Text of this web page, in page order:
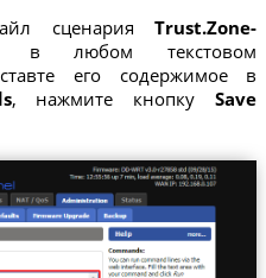
сценарияTrust.Zone-
в любом текстовом
его содержимое в
, нажмите кнопкуSave